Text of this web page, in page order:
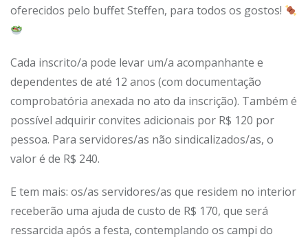
oferecidos pelo buffet Steffen, para todos os gostos!
Cada inscrito/a pode levar um/a acompanhante e
dependentes de até 12 anos (com documentação
comprobatória anexada no ato da inscrição). Também é
possível adquirir convites adicionais por R$ 120 por
pessoa. Para servidores/as não sindicalizados/as, o
valor é de R$ 240.
E tem mais: os/as servidores/as que residem no interior
receberão uma ajuda de custo de R$ 170, que será
ressarcida após a festa, contemplando os campi do